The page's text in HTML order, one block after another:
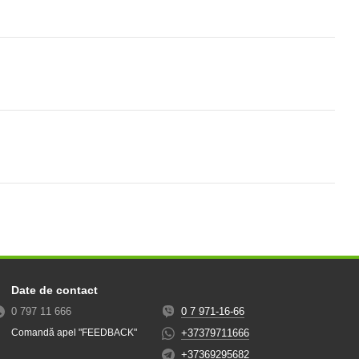
Date de contact
0 797 11 666
Comandă apel "FEEDBACK"
0 7 971-16-66
+37379711666
+37369295682